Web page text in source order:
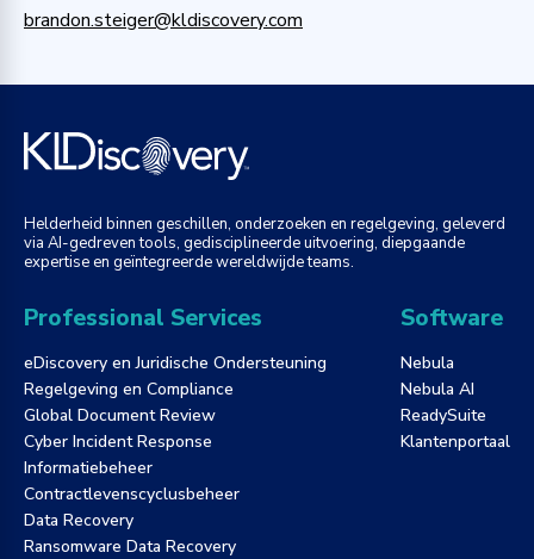
brandon.steiger@kldiscovery.com
Helderheid binnen geschillen, onderzoeken en regelgeving, geleverd
via AI-gedreven tools, gedisciplineerde uitvoering, diepgaande
expertise en geïntegreerde wereldwijde teams.
Professional Services
eDiscovery en Juridische Ondersteuning
Regelgeving en Compliance
Global Document Review
Cyber Incident Response
Informatiebeheer
Contractlevenscyclusbeheer
Data Recovery
Ransomware Data Recovery
Software
Nebula
Nebula AI
ReadySuite
Klantenportaal